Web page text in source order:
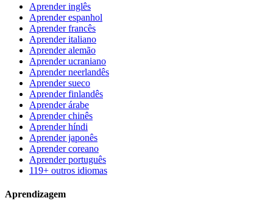
Aprender inglês
Aprender espanhol
Aprender francês
Aprender italiano
Aprender alemão
Aprender ucraniano
Aprender neerlandês
Aprender sueco
Aprender finlandês
Aprender árabe
Aprender chinês
Aprender híndi
Aprender japonês
Aprender coreano
Aprender português
119+ outros idiomas
Aprendizagem